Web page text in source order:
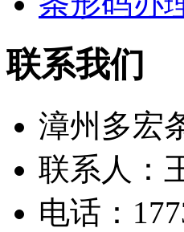
联系我们
漳州多宏
联系人：
电话：